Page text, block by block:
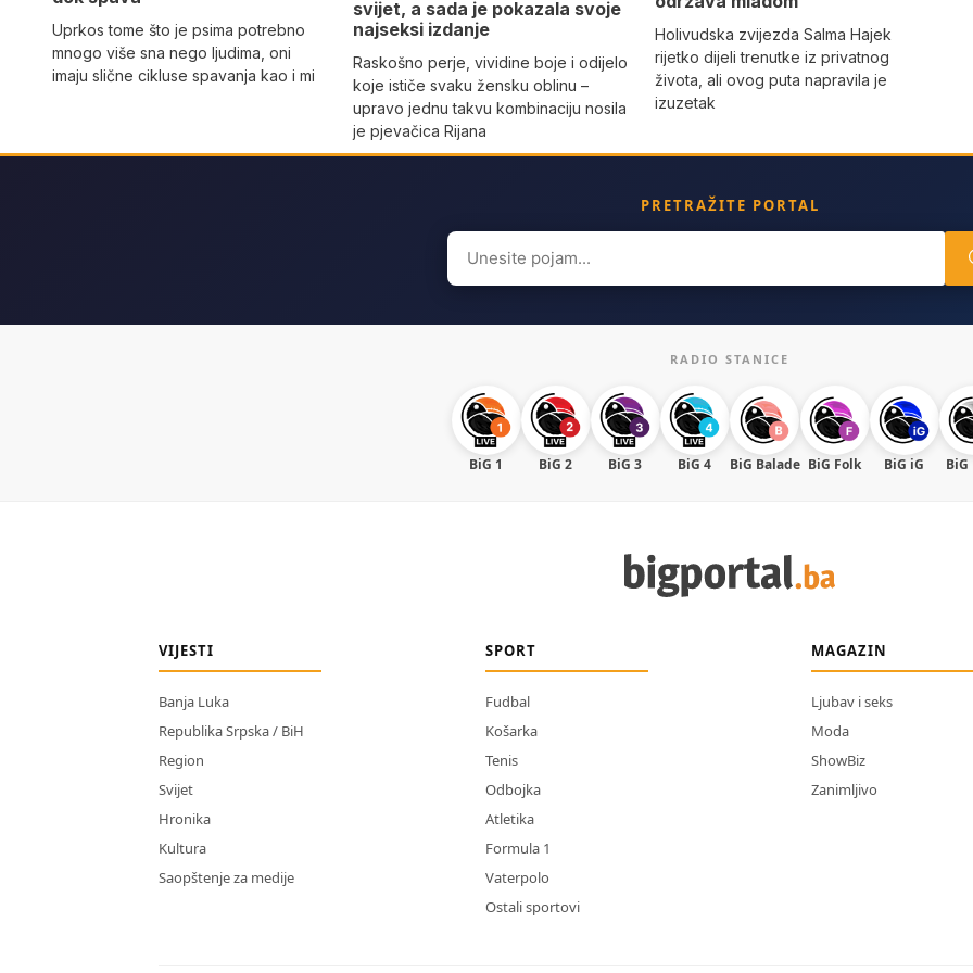
Uprkos tome što je psima potrebno
mnogo više sna nego ljudima, oni
imaju slične cikluse spavanja kao i mi
svijet, a sada je pokazala svoje
najseksi izdanje
Raskošno perje, vividine boje i odijelo
koje ističe svaku žensku oblinu –
upravo jednu takvu kombinaciju nosila
je pjevačica Rijana
Holivudska zvijezda Salma Hajek
rijetko dijeli trenutke iz privatnog
života, ali ovog puta napravila je
izuzetak
PRETRAŽITE PORTAL
Search
for:
RADIO STANICE
BiG 1 BiG 2 BiG 3 BiG 4 BiG Balade BiG Folk BiG iG BiG
VIJESTI
Banja Luka
Republika Srpska / BiH
Region
Svijet
Hronika
Kultura
Saopštenje za medije
SPORT
Fudbal
Košarka
Tenis
Odbojka
Atletika
Formula 1
Vaterpolo
Ostali sportovi
MAGAZIN
Ljubav i seks
Moda
ShowBiz
Zanimljivo